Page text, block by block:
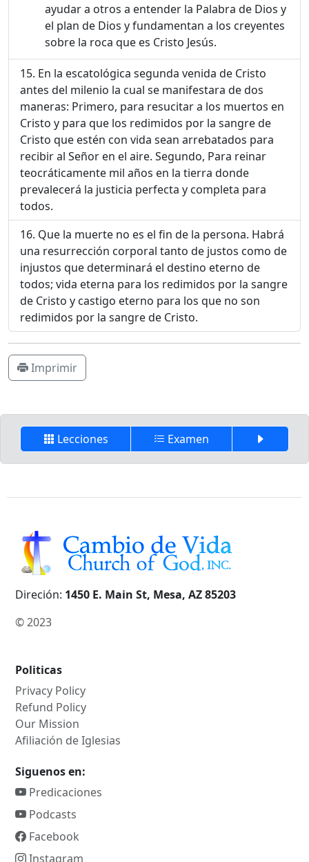
ayudar a otros a entender la Palabra de Dios y
el plan de Dios y fundamentan a los creyentes
sobre la roca que es Cristo Jesús.
En la escatológica segunda venida de Cristo
antes del milenio la cual se manifestara de dos
maneras: Primero, para resucitar a los muertos en
Cristo y para que los redimidos por la sangre de
Cristo que estén con vida sean arrebatados para
recibir al Señor en el aire. Segundo, Para reinar
teocráticamente mil años en la tierra donde
prevalecerá la justicia perfecta y completa para
todos.
Que la muerte no es el fin de la persona. Habrá
una resurrección corporal tanto de justos como de
injustos que determinará el destino eterno de
todos; vida eterna para los redimidos por la sangre
de Cristo y castigo eterno para los que no son
redimidos por la sangre de Cristo.
Imprimir
Lecciones Examen
Direción: 1450 E. Main St, Mesa, AZ 85203
© 2023
Politicas
Privacy Policy
Refund Policy
Our Mission
Afiliación de Iglesias
Siguenos en:
Predicaciones
Podcasts
Facebook
Instagram